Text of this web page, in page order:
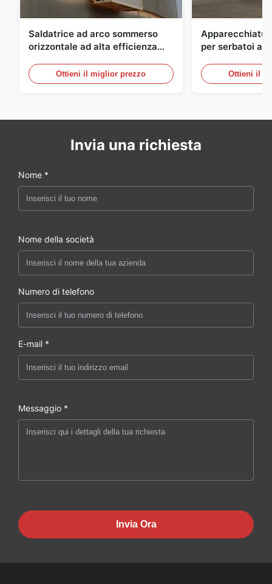
Saldatrice ad arco sommerso
orizzontale ad alta efficienza
acciaioOttieni il miglior prezzo
per serbatoi a
Ottieni il
Invia una richiesta
Nome *
Nome della società
Numero di telefono
E-mail *
Messaggio *
Invia Ora